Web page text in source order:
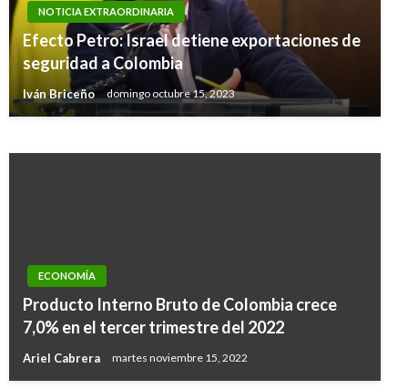
NOTICIA EXTRAORDINARIA
Efecto Petro: Israel detiene exportaciones de
seguridad a Colombia
Iván Briceño domingo octubre 15, 2023
NOTICIA EXTRAORDINARIA
Procuraduría formuló pliego de cargos a
directivos de la Concesionaria Ruta del Sol por
otro caso de corrupción
Ariel Cabrera miércoles diciembre 18, 2019
ECONOMÍA
Producto Interno Bruto de Colombia crece
7,0% en el tercer trimestre del 2022
Ariel Cabrera martes noviembre 15, 2022